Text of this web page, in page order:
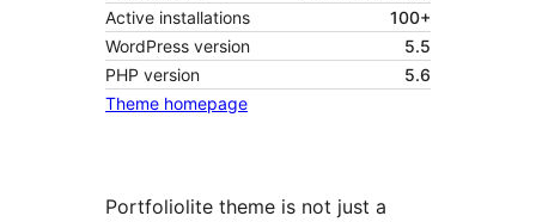
Active installations
100+
WordPress version
5.5
PHP version
5.6
Theme homepage
Portfoliolite theme is not just a